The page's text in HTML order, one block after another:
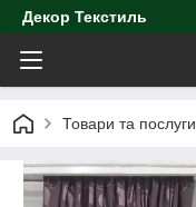
Декор Текстиль
Товари та послуги